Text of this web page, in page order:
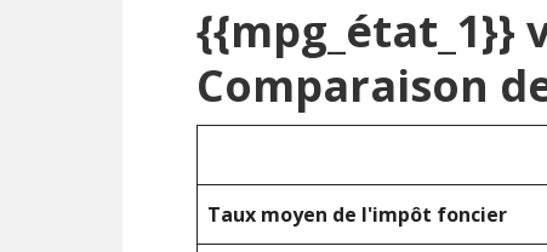
{{mpg_état_1}}
Comparaison
Taux moyen de l'impôt foncier